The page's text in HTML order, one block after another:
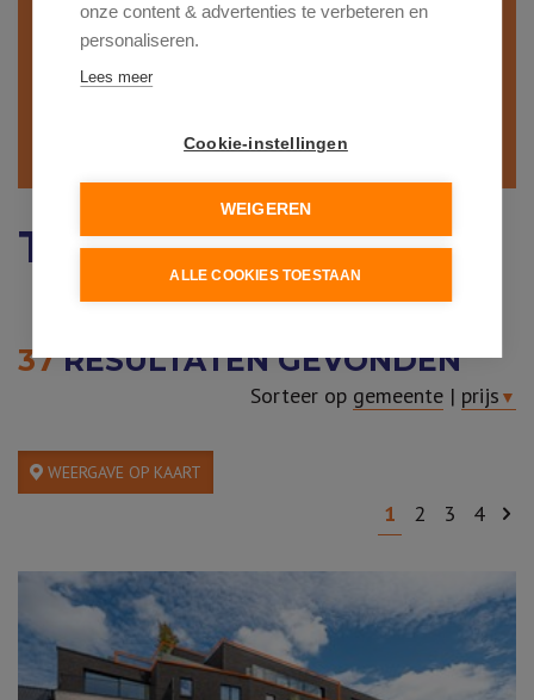
- Type woning -
- Min.prijs -
ZOEKEN
TE KOOP
37RESULTATEN GEVONDEN
Sorteer op gemeente | prijs ▼
WEERGAVE OP KAART
1 2 3 4
onze content & advertenties te verbeteren en
personaliseren.
Lees meer
Cookie-instellingen
WEIGEREN
ALLE COOKIES TOESTAAN